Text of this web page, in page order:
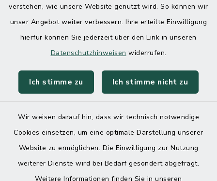
verstehen, wie unsere Website genutzt wird. So können wir
unser Angebot weiter verbessern. Ihre erteilte Einwilligung
hierfür können Sie jederzeit über den Link in unseren
Datenschutzhinweisen widerrufen.
Ich stimme zu Ich stimme nicht zu
Wir weisen darauf hin, dass wir technisch notwendige
Cookies einsetzen, um eine optimale Darstellung unserer
Website zu ermöglichen. Die Einwilligung zur Nutzung
weiterer Dienste wird bei Bedarf gesondert abgefragt.
Weitere Informationen finden Sie in unseren